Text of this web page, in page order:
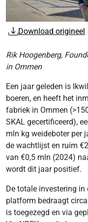
Download origineel
Rik Hoogenberg,
in Ommen
Een jaar geleden is
boeren, en heeft het
fabriek in Ommen
SKAL gecertificeerd),
mln kg weideboter per
de wachtlijst en ruim
van €0,5 mln (2024)
wordt dit jaar positief.
De totale investering
platform bedraagt
is toegezegd en via